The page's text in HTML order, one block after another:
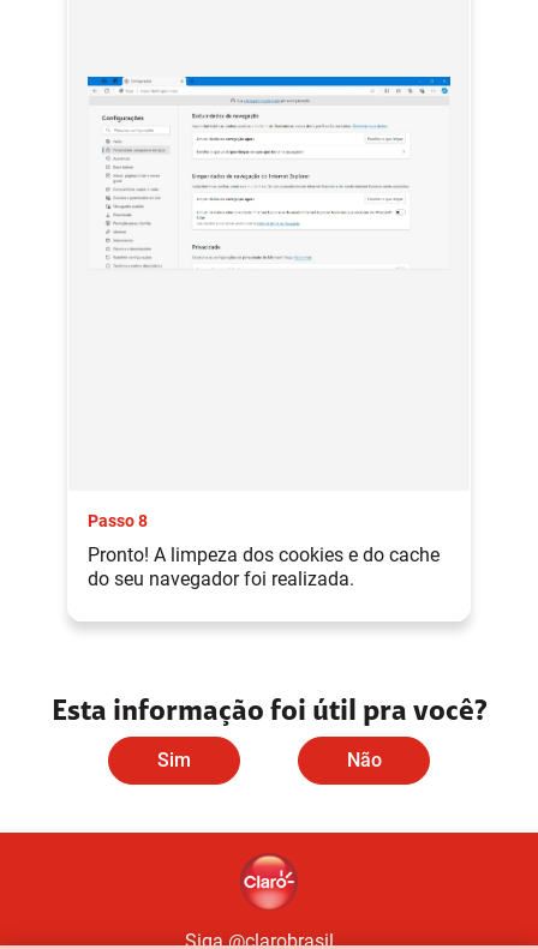
Passo 8
Pronto! A limpeza dos cookies e do cache
do seu navegador foi realizada.
Esta informação foi útil pra você?
Sim Não
Siga @clarobrasil